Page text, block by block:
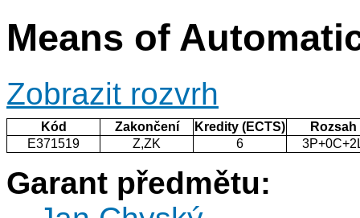
Means of
Zobrazit rozvrh
Kód Zakončení Kredity (ECTS)
Rozsah
E371519
Z,ZK 6
Garant předmětu: